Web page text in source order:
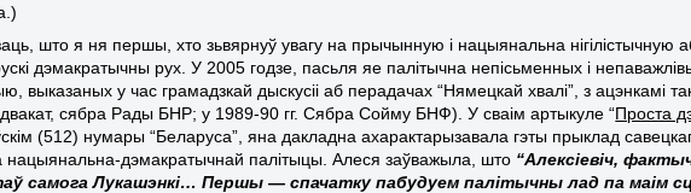
што я ня першы, хто зьвярнуў увагу на прычынную і нацыянальна нігілістычную
дэмакратычны рух. У 2005 годзе, пасьля яе палітычна непісьменных і
выказаных у час грамадзкай дыскусіі аб перадачах “Нямецкай хвалі”, з ацэнкамі
сябра Рады БНР; у 1989-90 гг. Сябра Сойму БНФ). У сваім артыкуле “Проста
(512) нумары “Беларуса”, яна дакладна ахарактарызавала гэты прыклад
нацыянальна-дэмакратычнай палітыцы. Алеся заўважыла, што “Алексіевіч,
самога Лукашэнкі… Першы — спачатку пабудуем палітычны лад па маім